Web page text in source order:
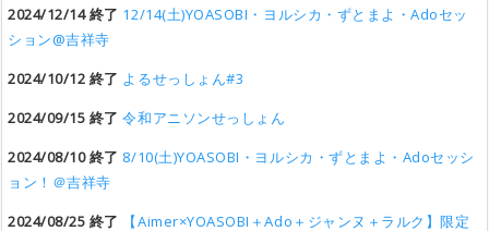
2024/12/14 終了 12/14(土)YOASOBI・ヨルシカ・ずとまよ・Adoセッ
ション@吉祥寺
2024/10/12 終了 よるせっしょん#3
2024/09/15 終了 令和アニソンせっしょん
2024/08/10 終了 8/10(土)YOASOBI・ヨルシカ・ずとまよ・Adoセッシ
ョン！＠吉祥寺
2024/08/25 終了
【Aimer×YOASOBI＋Ado＋ジャンヌ＋ラルク】限定